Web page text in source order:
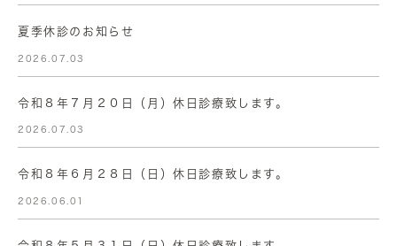
夏季休診のお知らせ
2026.07.03
令和８年７月２０日（月）休日診療致します。
2026.07.03
令和８年６月２８日（日）休日診療致します。
2026.06.01